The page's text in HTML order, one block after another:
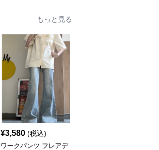
もっと見る
¥3,580 (税込)
ワークパンツ フレアデ